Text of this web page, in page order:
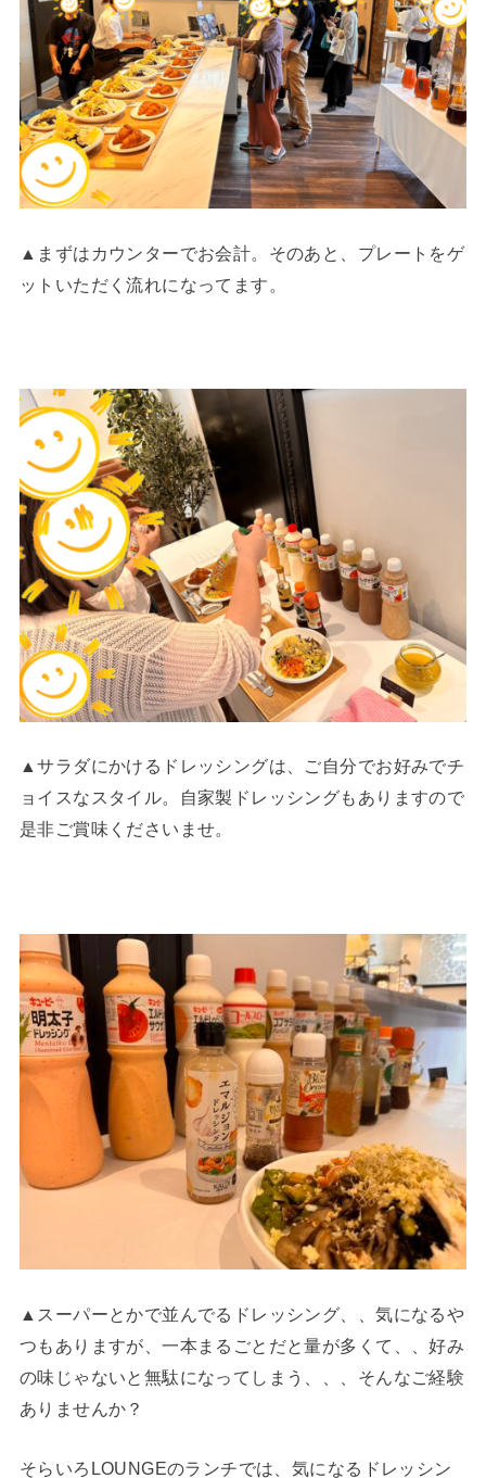
▲まずはカウンターでお会計。そのあと、プレートをゲ
ットいただく流れになってます。
▲サラダにかけるドレッシングは、ご自分でお好みでチ
ョイスなスタイル。自家製ドレッシングもありますので
是非ご賞味くださいませ。
▲スーパーとかで並んでるドレッシング、、気になるや
つもありますが、一本まるごとだと量が多くて、、好み
の味じゃないと無駄になってしまう、、、そんなご経験
ありませんか？
そらいろLOUNGEのランチでは、気になるドレッシン